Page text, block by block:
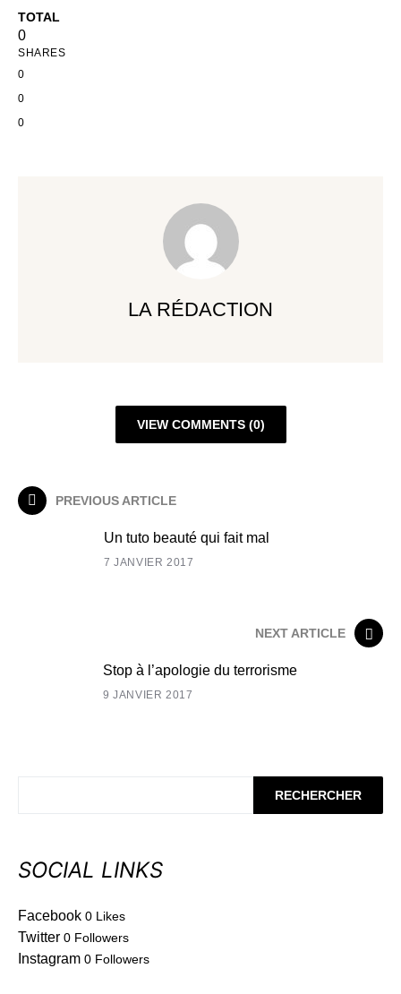
TOTAL
0
SHARES
0
0
0
LA RÉDACTION
VIEW COMMENTS (0)
PREVIOUS ARTICLE
Un tuto beauté qui fait mal
7 JANVIER 2017
NEXT ARTICLE
Stop à l’apologie du terrorisme
9 JANVIER 2017
RECHERCHER
SOCIAL LINKS
Facebook 0 Likes
Twitter 0 Followers
Instagram 0 Followers